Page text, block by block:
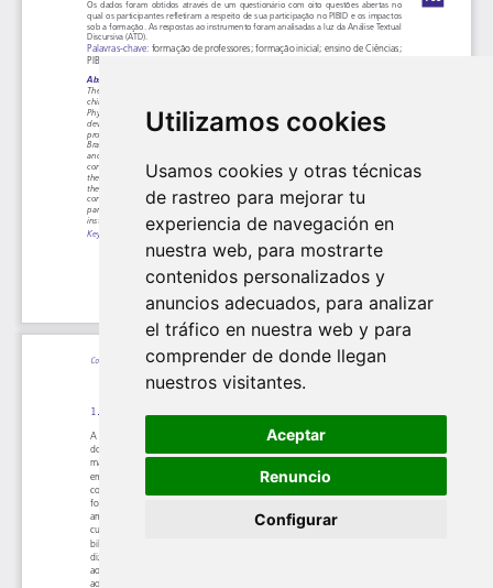
Utilizamos cookies
Usamos cookies y otras técnicas
de rastreo para mejorar tu
experiencia de navegación en
nuestra web, para mostrarte
contenidos personalizados y
anuncios adecuados, para analizar
el tráfico en nuestra web y para
comprender de donde llegan
nuestros visitantes.
Aceptar
Renuncio
Configurar